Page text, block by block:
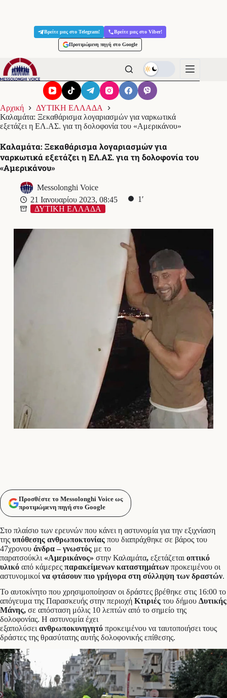
Βρείτε μας στο Telegram! Βρείτε μας στο Viber!
Προτιμώμενη πηγή στο Google
Αρχική
ΔΥΤΙΚΗ ΕΛΛΑΔΑ
Καλαμάτα: Ξεκαθάρισμα λογαριασμών για ναρκωτικά
εξετάζει η ΕΛ.ΑΣ. για τη δολοφονία του «Αμερικάνου»
Καλαμάτα: Ξεκαθάρισμα λογαριασμών για
ναρκωτικά εξετάζει η ΕΛ.ΑΣ. για τη δολοφονία του
«Αμερικάνου»
Messolonghi Voice
21 Ιανουαρίου 2023, 08:45
1′
ΔΥΤΙΚΗ ΕΛΛΑΔΑ
Προσθέστε το Messolonghi Voice ως
προτιμώμενη πηγή στο Google
Στο πλαίσιο των ερευνών που κάνει η αστυνομία για την εξιχνίαση
της υπόθεσης ανθρωποκτονίας που διαπράχθηκε σε βάρος του
47χρονου άνδρα – γνωστός με το
παρατσούκλι «Αμερικάνος» στην Καλαμάτα, εξετάζεται οπτικό
υλικό από κάμερες παρακείμενων καταστημάτων προκειμένου οι
αστυνομικοί να φτάσουν πιο γρήγορα στη σύλληψη των δραστών.
Το αυτοκίνητο που χρησιμοποίησαν οι δράστες βρέθηκε στις 16:00 το
απόγευμα της Παρασκευής στην περιοχή Κτιριές του δήμου Δυτικής
Μάνης, σε απόσταση μόλις 10 λεπτών από το σημείο της
δολοφονίας. Η αστυνομία έχει
εξαπολύσει ανθρωποκυνηγητό προκειμένου να ταυτοποιήσει τους
δράστες της θρασύτατης αυτής δολοφονικής επίθεσης.